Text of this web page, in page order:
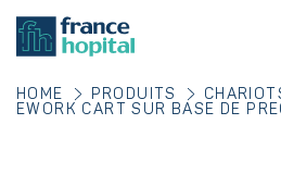
HOME PRODUITS
EWORK CART SUR BASE DE